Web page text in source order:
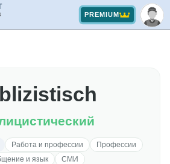
PREMIUM
Работа и профессии
Профессии
и язык
СМИ